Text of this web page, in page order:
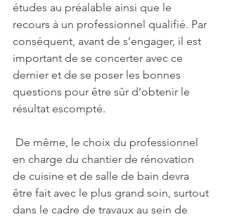
études au préalable ainsi que le
recours à un professionnel qualifié. Par
conséquent, avant de s’engager, il est
important de se concerter avec ce
dernier et de se poser les bonnes
questions pour être sûr d’obtenir le
résultat escompté.
en charge du chantier de rénovation
de cuisine et de salle de bain devra
être fait avec le plus grand soin, surtout
dans le cadre de travaux au sein de